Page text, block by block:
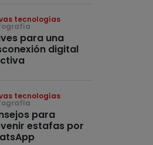
tecnologías
para una
digital
tecnologías
para
estafas por